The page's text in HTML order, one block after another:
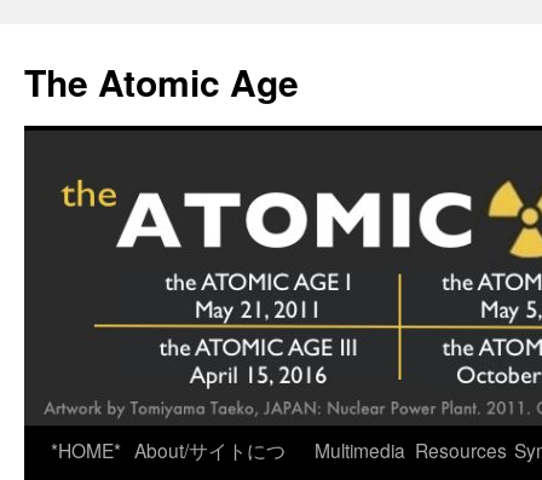
content
The Atomic Age
*HOME* About/サイトにつ
Multimedia Resources